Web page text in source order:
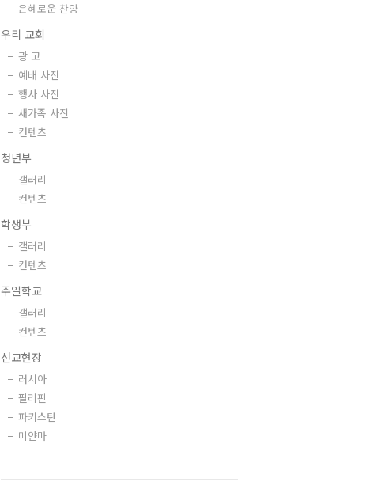
은혜로운 찬양
우리 교회
광 고
예배 사진
행사 사진
새가족 사진
컨텐츠
청년부
갤러리
컨텐츠
학생부
갤러리
컨텐츠
주일학교
갤러리
컨텐츠
선교현장
러시아
필리핀
파키스탄
미얀마